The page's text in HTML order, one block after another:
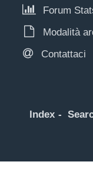
Forum
Modalità
Contattaci
Index